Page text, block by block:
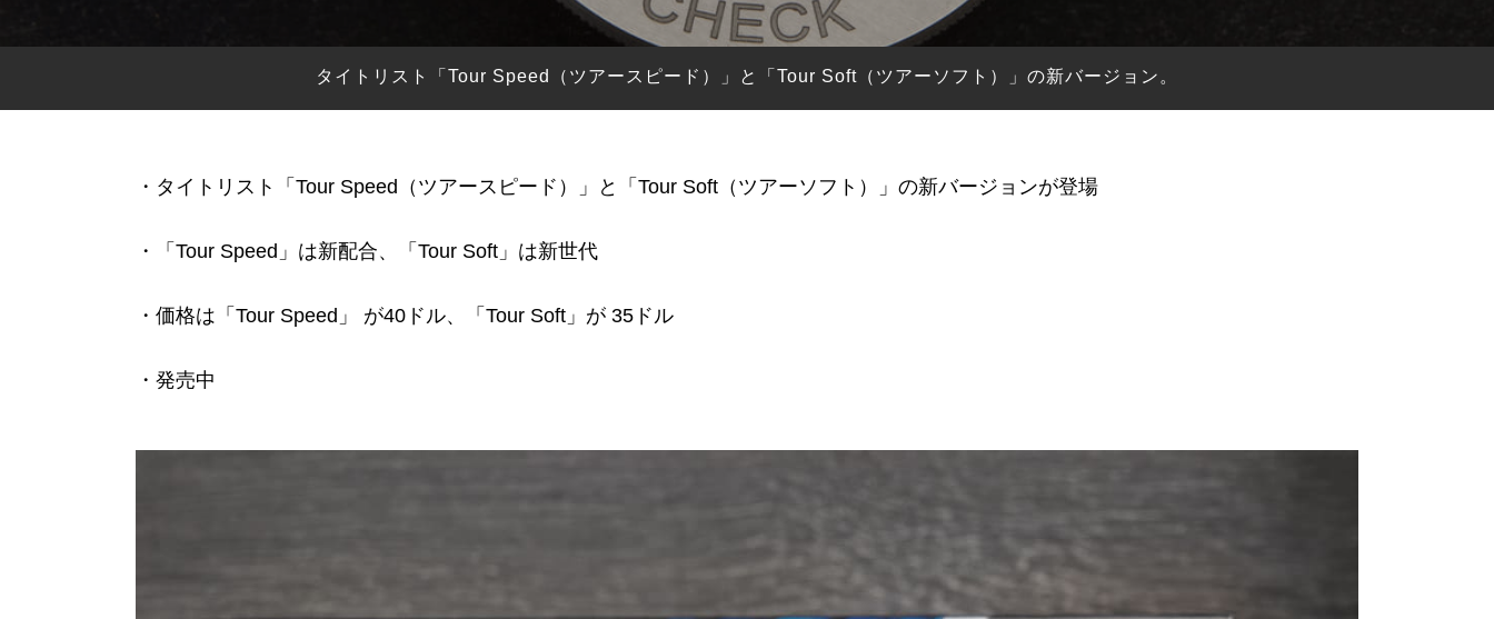
タイトリスト「Tour Speed（ツアースピード）」と「Tour Soft（ツアーソフト）」の新バージョン。
・タイトリスト「Tour Speed（ツアースピード）」と「Tour Soft（ツアーソフト）」の新バージョンが登場
・「Tour Speed」は新配合、「Tour Soft」は新世代
・価格は「Tour Speed」 が40ドル、「Tour Soft」が 35ドル
・発売中
Our Mission 私たちの使命